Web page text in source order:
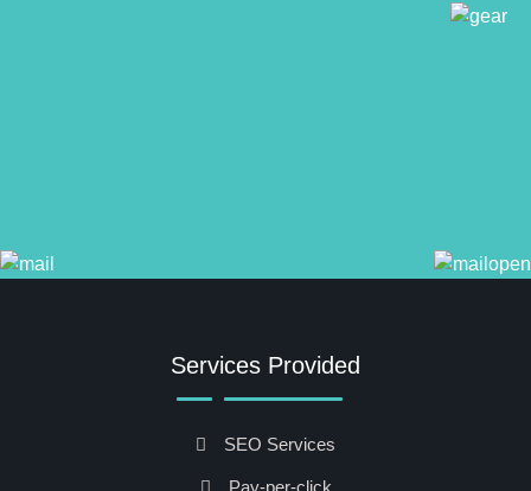
Services Provided
SEO Services
Pay-per-click